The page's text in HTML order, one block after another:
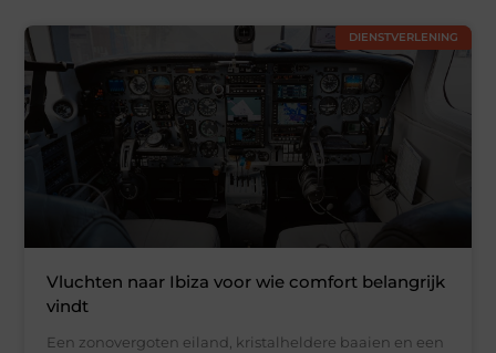
DIENSTVERLENING
Vluchten naar Ibiza voor wie comfort belangrijk
vindt
Een zonovergoten eiland, kristalheldere baaien en een